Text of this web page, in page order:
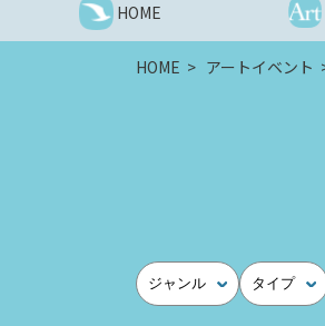
HOME
HOME アートイベント
ジャンル タイプ